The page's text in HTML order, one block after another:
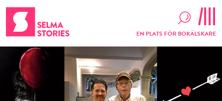
EN PLATS FÖR BOKÄLSKARE